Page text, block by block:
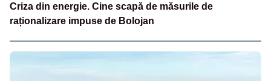
Criza din energie. Cine scapă de măsurile de
raționalizare impuse de Bolojan